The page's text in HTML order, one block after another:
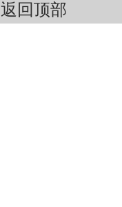
返回顶部